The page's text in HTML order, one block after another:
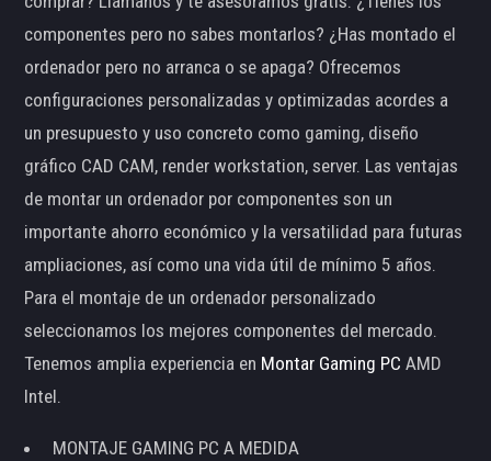
componentes pero no sabes montarlos? ¿Has montado el
ordenador pero no arranca o se apaga? Ofrecemos
configuraciones personalizadas y optimizadas acordes a
un presupuesto y uso concreto como gaming, diseño
gráfico CAD CAM, render workstation, server. Las ventajas
de montar un ordenador por componentes son un
importante ahorro económico y la versatilidad para futuras
ampliaciones, así como una vida útil de mínimo 5 años.
Para el montaje de un ordenador personalizado
seleccionamos los mejores componentes del mercado.
Tenemos amplia experiencia en Montar Gaming PC AMD
Intel.
MONTAJE GAMING PC A MEDIDA